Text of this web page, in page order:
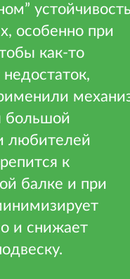
особенно при
как-то
большой
любителей
к
балке и при
и снижает